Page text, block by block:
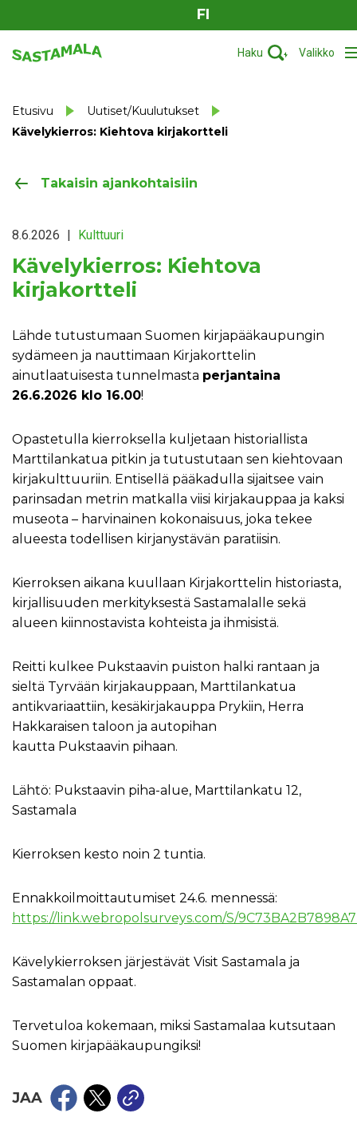
FI
Haku Valikko
Etusivu
Uutiset/Kuulutukset
Kävelykierros: Kiehtova kirjakortteli
Takaisin ajankohtaisiin
8.6.2026 | Kulttuuri
Kävelykierros: Kiehtova
kirjakortteli
Lähde tutustumaan Suomen kirjapääkaupungin
sydämeen ja nauttimaan Kirjakorttelin
ainutlaatuisesta tunnelmasta perjantaina
26.6.2026 klo 16.00!
Opastetulla kierroksella kuljetaan historiallista
Marttilankatua pitkin ja tutustutaan sen kiehtovaan
kirjakulttuuriin. Entisellä pääkadulla sijaitsee vain
parinsadan metrin matkalla viisi kirjakauppaa ja kaksi
museota – harvinainen kokonaisuus, joka tekee
alueesta todellisen kirjanystävän paratiisin.
Kierroksen aikana kuullaan Kirjakorttelin historiasta,
kirjallisuuden merkityksestä Sastamalalle sekä
alueen kiinnostavista kohteista ja ihmisistä.
Reitti kulkee Pukstaavin puiston halki rantaan ja
sieltä Tyrvään kirjakauppaan, Marttilankatua
antikvariaattiin, kesäkirjakauppa Prykiin, Herra
Hakkaraisen taloon ja autopihan
kautta Pukstaavin pihaan.
Lähtö: Pukstaavin piha-alue, Marttilankatu 12,
Sastamala
Kierroksen kesto noin 2 tuntia.
Ennakkoilmoittautumiset 24.6. mennessä:
https://link.webropolsurveys.com/S/
Kävelykierroksen järjestävät Visit Sastamala ja
Sastamalan oppaat.
Tervetuloa kokemaan, miksi Sastamalaa kutsutaan
Suomen kirjapääkaupungiksi!
JAA